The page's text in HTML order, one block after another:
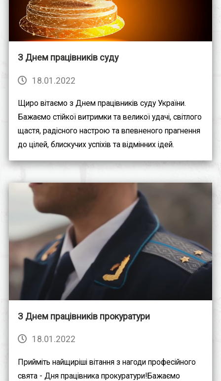
З Днем працівників суду
18.01.2022
Щиро вітаємо з Днем працівників суду України.⠀
Бажаємо стійкої витримки та великої удачі, світлого
щастя, радісного настрою та впевненого прагнення
до цілей, блискучих успіхів та відмінних ідей.⠀
З Днем працівників прокуратури
18.01.2022
Прийміть найщиріші вітання з нагоди професійного
свята - Дня працівника прокуратури!Бажаємо